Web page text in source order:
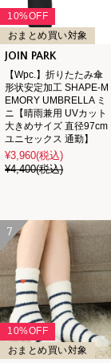
10%OFF
おまとめ買い対象
JOIN PARK
【Wpc.】折りたたみ傘
形状安定加工 SHAPE-M
EMORY UMBRELLA ミ
ニ【晴雨兼用 UVカット
大きめサイズ 直径97cm
ユニセックス 通勤】
¥3,960(税込)
¥4,400(税込)
7
10%OFF
おまとめ買い対象